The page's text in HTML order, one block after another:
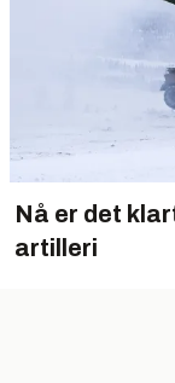
Nå er det
artilleri